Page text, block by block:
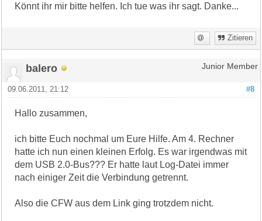
Könnt ihr mir bitte helfen. Ich tue was ihr sagt. Danke...
Zitieren
balero Junior Member
#8
09.06.2011, 21:12
Hallo zusammen,
ich bitte Euch nochmal um Eure Hilfe. Am 4. Rechner
hatte ich nun einen kleinen Erfolg. Es war irgendwas mit
dem USB 2.0-Bus??? Er hatte laut Log-Datei immer
nach einiger Zeit die Verbindung getrennt.
Also die CFW aus dem Link ging trotzdem nicht.